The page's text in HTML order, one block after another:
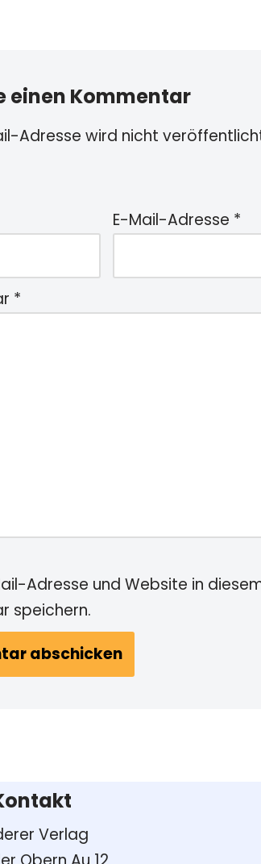
einen Kommentar
Adresse wird nicht
E-Mail-Adresse *
*
Adresse und Website in
speichern.
Verlag